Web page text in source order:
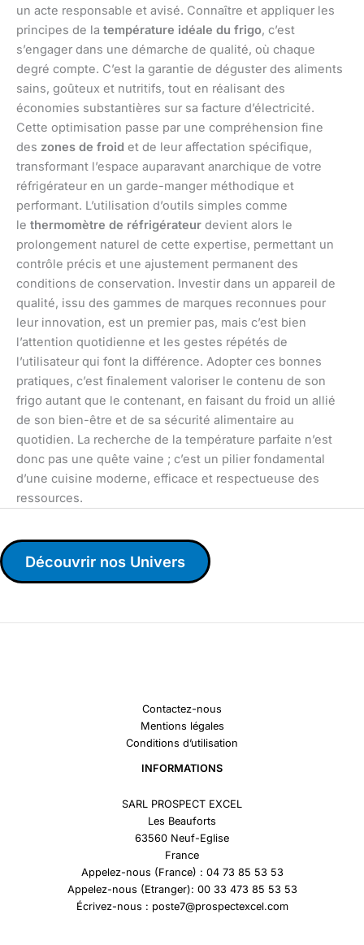
un acte responsable et avisé. Connaître et appliquer les
principes de la température idéale du frigo, c’est
s’engager dans une démarche de qualité, où chaque
degré compte. C’est la garantie de déguster des aliments
sains, goûteux et nutritifs, tout en réalisant des
économies substantières sur sa facture d’électricité.
Cette optimisation passe par une compréhension fine
des zones de froid et de leur affectation spécifique,
transformant l’espace auparavant anarchique de votre
réfrigérateur en un garde-manger méthodique et
performant. L’utilisation d’outils simples comme
le thermomètre de réfrigérateur devient alors le
prolongement naturel de cette expertise, permettant un
contrôle précis et une ajustement permanent des
conditions de conservation. Investir dans un appareil de
qualité, issu des gammes de marques reconnues pour
leur innovation, est un premier pas, mais c’est bien
l’attention quotidienne et les gestes répétés de
l’utilisateur qui font la différence. Adopter ces bonnes
pratiques, c’est finalement valoriser le contenu de son
frigo autant que le contenant, en faisant du froid un allié
de son bien-être et de sa sécurité alimentaire au
quotidien. La recherche de la température parfaite n’est
donc pas une quête vaine ; c’est un pilier fondamental
d’une cuisine moderne, efficace et respectueuse des
ressources.
Découvrir nos Univers
Contactez-nous
Mentions légales
Conditions d’utilisation
INFORMATIONS
SARL PROSPECT EXCEL
Les Beauforts
63560 Neuf-Eglise
France
Appelez-nous (France) : 04 73 85 53 53
Appelez-nous (Etranger): 00 33 473 85 53 53
Écrivez-nous : poste7@prospectexcel.com